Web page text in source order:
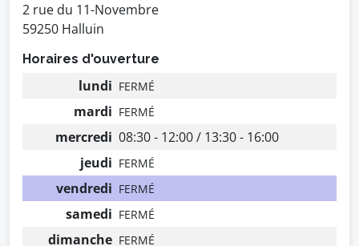
2 rue du 11-Novembre
59250 Halluin
Horaires d'ouverture
lundi FERMÉ
mardi FERMÉ
mercredi 08:30 - 12:00 / 13:30 - 16:00
jeudi FERMÉ
vendredi FERMÉ
samedi FERMÉ
dimanche FERMÉ